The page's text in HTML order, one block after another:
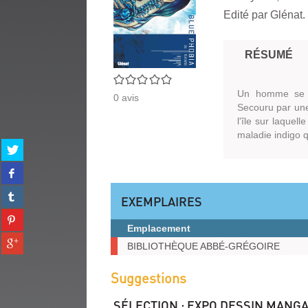
Partager
sur
twitter
(Nouvelle
fenêtre)
Partager
sur
facebook
(Nouvelle
fenêtre)
Partager
sur
tumblr
(Nouvelle
fenêtre)
Partager
sur
pinterest
(Nouvelle
Partager
sur
0/5
0 avis
Edité par Glénat.
RÉSUMÉ
Un homme
Secouru par
l'île sur
maladie indigo
EXEMPLAIRES
Exemplaires
Emplacement
BIBLIOTHÈQUE ABBÉ-GRÉGOIRE
Suggestions